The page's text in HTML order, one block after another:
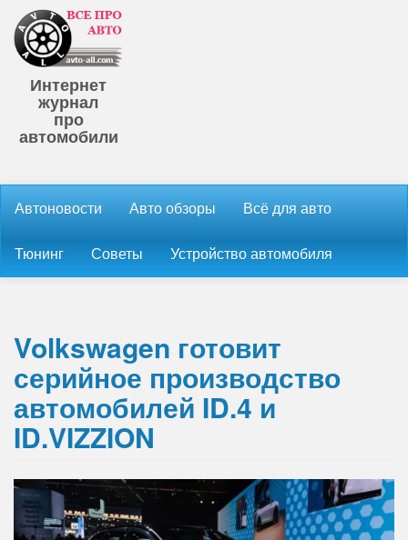
Интернет
журнал
про
автомобили
Автоновости Авто обзоры Всё для авто
Тюнинг Советы Устройство автомобиля
Volkswagen готовит
серийное производство
автомобилей ID.4 и
ID.VIZZION